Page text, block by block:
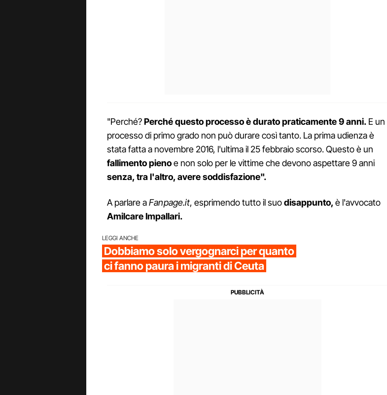
"Perché?Perché questo processo è durato praticamente 9 anni. E un
processo di primo grado non può durare così tanto. La prima udienza è
stata fatta a novembre 2016, l'ultima il 25 febbraio scorso. Questo è un
fallimento pienoe non solo per le vittime che devono aspettare 9 anni
senza, tra l'altro, avere soddisfazione".
A parlare aFanpage.it, esprimendo tutto il suodisappunto, è l'avvocato
Amilcare Impallari.
LEGGI ANCHE
Dobbiamo solo vergognarci per quanto
ci fanno paura i migranti di Ceuta